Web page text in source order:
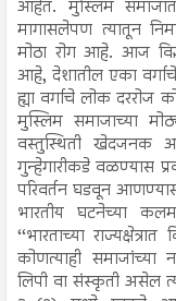
आहेत. मुस्लिम
मागासलेपण त्यातून
मोठा रोग आहे. आज
आहे, देशातील एका
ह्या वर्गाचे लोक दररोज
मुस्लिम समाजाच्या
वस्तुस्थिती खेदजनक
गुन्हेगारीकडे वळण्यास
परिवर्तन घडवून
भारतीय घटनेच्या
‘‘भारताच्या
कोणत्याही समाजांच्या
लिपी वा संस्कृती असेल